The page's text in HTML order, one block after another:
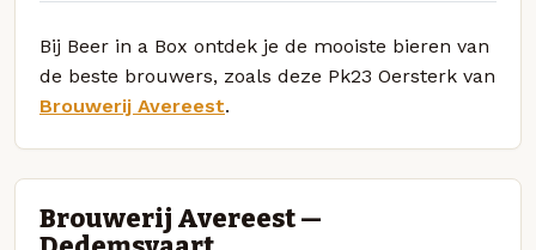
Bij Beer in a Box ontdek je de mooiste bieren van
de beste brouwers, zoals deze Pk23 Oersterk van
Brouwerij Avereest.
Brouwerij Avereest —